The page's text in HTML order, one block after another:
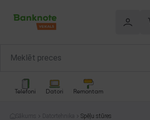
Telefoni Datori Remontam
Sākums Datortehnika Spēļu stūres